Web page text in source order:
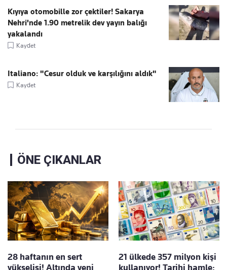
Kıyıya otomobille zor çektiler! Sakarya
Nehri'nde 1.90 metrelik dev yayın balığı
yakalandı
Kaydet
Italiano: "Cesur olduk ve karşılığını aldık"
Kaydet
ÖNE ÇIKANLAR
28 haftanın en sert
yükselişi! Altında yeni
21 ülkede 357 milyon kişi
kullanıyor! Tarihi hamle: